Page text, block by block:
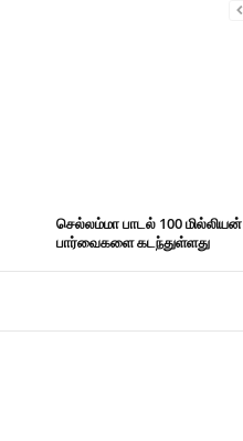
செல்லம்மா பாடல் 100 மில்லியன்
பார்வைகளை கடந்துள்ளது